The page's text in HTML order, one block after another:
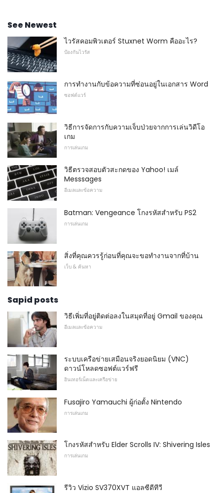
See Newest
ไวรัสคอมพิวเตอร์ Stuxnet Worm คืออะไร?
ป้องกันไวรัส
การทำงานกับข้อความที่ซ่อนอยู่ในเอกสาร Word
ซอฟต์แวร์
วิธีการจัดการกับความเจ็บป่วยจากการเล่นวิดีโอ
เกม
การเล่นเกม
วิธีตรวจสอบตัวสะกดของ Yahoo! เมล์
Messsages
อีเมลและข้อความ
Batman: Vengeance โกงรหัสสำหรับ PS2
การเล่นเกม
สิ่งที่คุณควรรู้ก่อนที่คุณจะขอทำงานจากที่บ้าน
เว็บ & ค้นหา
Sapid posts
วิธีเพิ่มที่อยู่ติดต่อลงในสมุดที่อยู่ Gmail ของคุณ
อีเมลและข้อความ
ระบบเครือข่ายเสมือนจริงยอดนิยม (VNC)
ดาวน์โหลดซอฟต์แวร์ฟรี
อินเทอร์เน็ตและเครือข่าย
Fusajiro Yamauchi ผู้ก่อตั้ง Nintendo
การเล่นเกม
โกงรหัสสำหรับ Elder Scrolls IV: Shivering Isles
การเล่นเกม
รีวิว Vizio SV370XVT แอลซีดีทีวี